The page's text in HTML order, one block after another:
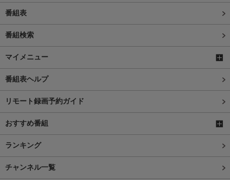
番組表
番組検索
マイメニュー
番組表ヘルプ
リモート録画予約ガイド
おすすめ番組
ランキング
チャンネル一覧